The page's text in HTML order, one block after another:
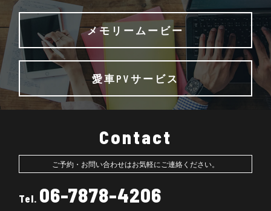
メモリームービー
愛車PVサービス
Contact
ご予約・お問い合わせはお気軽にご連絡ください。
Tel. 06-7878-4206